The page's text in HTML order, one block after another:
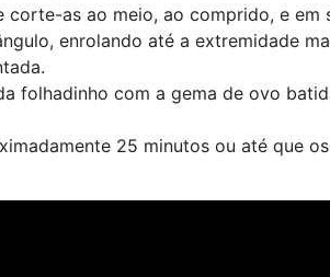
corte-as ao meio, ao comprido, e em
enrolando até a extremidade
folhadinho com a gema de ovo
25 minutos ou até que